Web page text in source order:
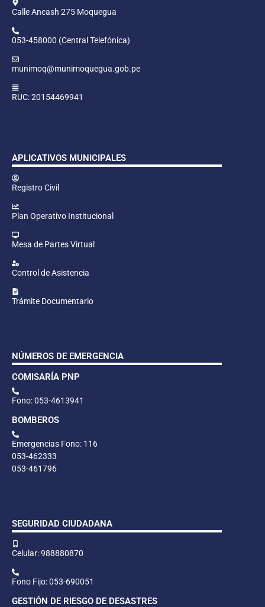
Calle Ancash 275 Moquegua
053-458000 (Central Telefónica)
munimoq@munimoquegua.gob.pe
RUC: 20154469941
APLICATIVOS MUNICIPALES
Registro Civil
Plan Operativo Institucional
Mesa de Partes Virtual
Control de Asistencia
Trámite Documentario
NÚMEROS DE EMERGENCIA
COMISARÍA PNP
Fono: 053-4613941
BOMBEROS
Emergencias Fono: 116
053-462333
053-461796
SEGURIDAD CIUDADANA
Celular: 988880870
Fono Fijo: 053-690051
GESTIÓN DE RIESGO DE DESASTRES